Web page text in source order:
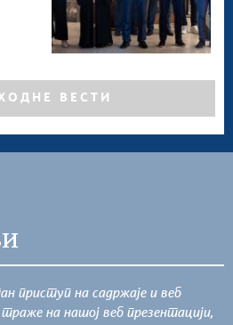
ВЕСТИ
приступ на садржаје и веб
траже на нашој веб презентацији,